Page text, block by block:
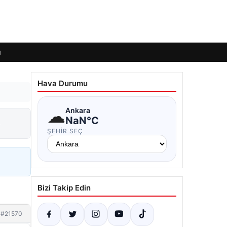
#21570
Hava Durumu
☁Ankara
NaN°C
ŞEHIR SEÇ
Bizi Takip Edin